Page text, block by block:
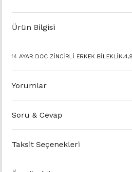
Ürün Bilgisi
14 AYAR DOC ZİNCİRLİ ERKEK
Yorumlar
Soru & Cevap
Taksit Seçenekleri